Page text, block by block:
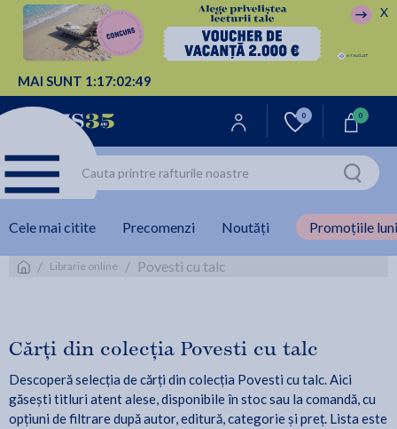
MAI SUNT 1:17:02:48
X
0 0
Cele mai citite Precomenzi Noutăți Promoțiile
/ Librarie online / Povesti cu talc
Cărți din colecția Povesti cu talc
Descoperă selecția de cărți din colecția Povesti cu talc. Aici
găsești titluri atent alese, disponibile în stoc sau la comandă, cu
opțiuni de filtrare după autor, editură, categorie și preț. Lista este